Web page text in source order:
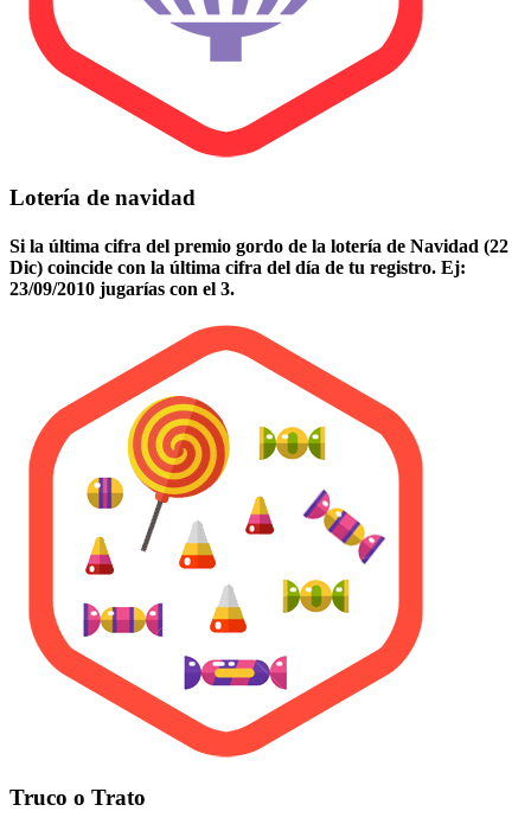
Lotería de navidad
Si la última cifra del premio gordo de la lotería de Navidad (22
Dic) coincide con la última cifra del día de tu registro. Ej:
23/09/2010 jugarías con el 3.
Truco o Trato